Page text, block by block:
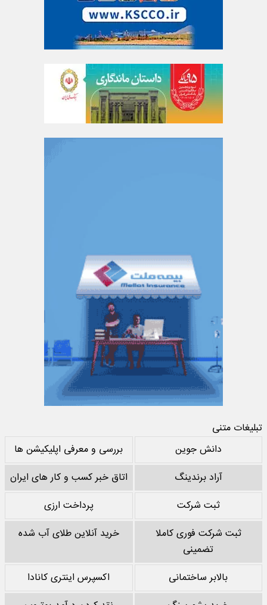
تبلیغات متنی
دانش جوین
بررسی و معرفی اپلیکیشن ها
آراد برندینگ
اتاق خبر کسب و کار های ایران
ثبت شرکت
پرداخت ارزی
ثبت شرکت فوری کاملا
تضمینی
خرید آنلاین طلای آب شده
بالابر ساختمانی
اکسپرس اینتری کانادا